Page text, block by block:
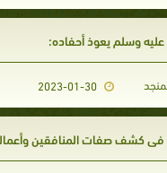
وسلم يعوذ أحفاده:
2023-01-30
صفات المنافقين وأعمالهم أكثر من